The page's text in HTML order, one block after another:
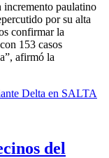
incremento paulatino
por su alta
confirmar la
153 casos
afirmó la
Delta en SALTA
del